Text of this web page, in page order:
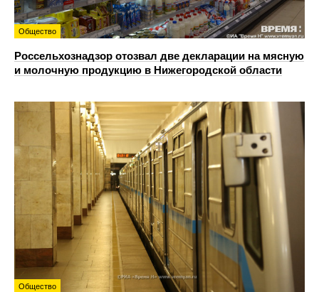
Общество
Россельхознадзор отозвал две декларации на мясную
и молочную продукцию в Нижегородской области
Общество